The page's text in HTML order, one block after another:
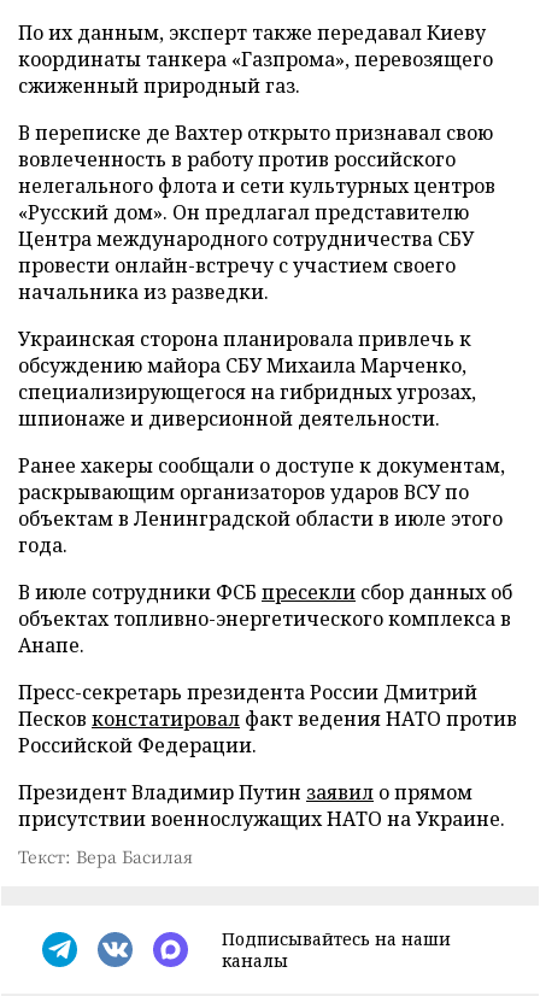
По их данным, эксперт также передавал Киеву
координаты танкера «Газпрома», перевозящего
сжиженный природный газ.
В переписке де Вахтер открыто признавал свою
вовлеченность в работу против российского
нелегального флота и сети культурных центров
«Русский дом». Он предлагал представителю
Центра международного сотрудничества СБУ
провести онлайн-встречу с участием своего
начальника из разведки.
Украинская сторона планировала привлечь к
обсуждению майора СБУ Михаила Марченко,
специализирующегося на гибридных угрозах,
шпионаже и диверсионной деятельности.
Ранее хакеры сообщали о доступе к документам,
раскрывающим организаторов ударов ВСУ по
объектам в Ленинградской области в июле этого
года.
В июле сотрудники ФСБ пресекли сбор данных об
объектах топливно-энергетического комплекса в
Анапе.
Пресс-секретарь президента России Дмитрий
Песков констатировал факт ведения НАТО против
Российской Федерации.
Президент Владимир Путин заявил о прямом
присутствии военнослужащих НАТО на Украине.
Текст: Вера Басилая
Подписывайтесь на наши
каналы